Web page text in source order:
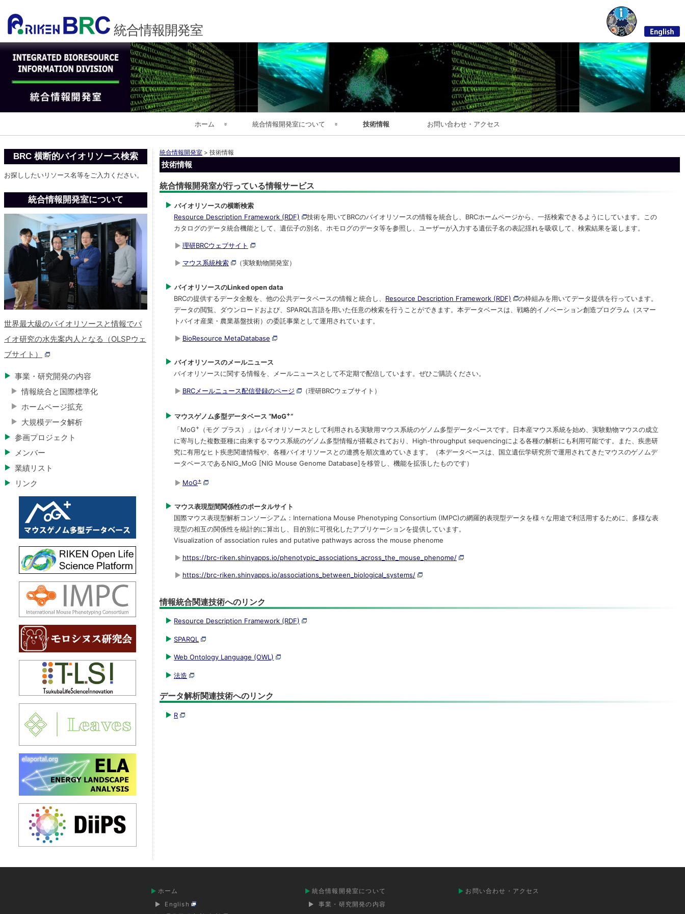
へ
プ
統合情報開発室
ビ
ゲ
ー
ョ
ホーム
English
理化学研究所 本所
実験動物開発室
実験植物開発室
遺伝子材料開発室
微生物材料開発室
個人情報保護について
統合情報開発室について
ホームページ拡充
参画プロジェクト
業績リスト
リンク
技術情報 お問い合わせ・アクセス
統合情報開発室 > 技術情報
技術情報
統合情報開発室が行っている情報サービス
バイオリソースの横断検索
Resource Description Framework (RDF)
技術を用いてBRCのバイオリソースの情報を統合し、BRCホームページから、一括検索できるようにしています。この
カタログのデータ統合機能として、遺伝子の別名、ホモログのデータ等を参照し、ユーザーが入力する遺伝子名の表記揺れを吸収して、検索結果を返します。
理研BRCウェブサイト
マウス系統検索 （実験動物開発室）
バイオリソースのLinked open data
BRCの提供するデータ全般を、他の公共データベースの情報と統合し、 Resource Description Framework (RDF)
の枠組みを用いてデータ提供を行っています。
データの閲覧、ダウンロードおよび、SPARQL言語を用いた任意の検索を行うことができます。本データベースは、戦略的イノベーション創造プログラム（スマー
トバイオ産業・農業基盤技術）の委託事業として運用されています。
BioResource MetaDatabase
バイオリソースのメールニュース
バイオリソースに関する情報を、メールニュースとして不定期で配信しています。ぜひご購読ください。
BRCメールニュース配信登録のページ （理研BRCウェブサイト）
マウスゲノム多型データベース “MoG+“
「MoG+ （モグ プラス）」はバイオリソースとして利用される実験用マウス系統のゲノム多型データベースです。日本産マウス系統を始め、実験動物マウスの成立
に寄与した複数亜種に由来するマウス系統のゲノム多型情報が搭載されており、High-throughput sequencingによる各種の解析にも利用可能です。また、疾患研
究に有用なヒト疾患関連情報や、各種バイオリソースとの連携を順次進めていきます。（本データベースは、国立遺伝学研究所で運用されてきたマウスのゲノムデ
ータベースであるNIG_MoG [NIG Mouse Genome Database]を移管し、機能を拡張したものです）
MoG+
マウス表現型間関係性のポータルサイト
国際マウス表現型解析コンソーシアム：Internationa Mouse Phenotyping Consortium (IMPC)の網羅的表現型データを様々な用途で利活用するために、多様な表
現型の相互の関係性を統計的に算出し、目的別に可視化したアプリケーションを提供しています。
Visualization of association rules and putative pathways across the mouse phenome
https://brc-riken.shinyapps.io/phenotypic_associations_across_the_mouse_phenome/
https://brc-riken.shinyapps.io/associations_between_biological_systems/
情報統合関連技術へのリンク
Resource Description Framework (RDF)
SPARQL
Web Ontology Language (OWL)
法造
データ解析関連技術へのリンク
R
BRC 横断的バイオリソース検索
お探ししたいリソース名等をご入力ください。
統合情報開発室について
世界最大級のバイオリソースと情報でバ
イオ研究の水先案内人となる（OLSPウェ
ブサイト）
事業・研究開発の内容
情報統合と国際標準化
ホームページ拡充
大規模データ解析
参画プロジェクト
メンバー
業績リスト
リンク
ホーム
English
統合情報開発室について
事業・研究開発の内容
お問い合わせ・アクセス